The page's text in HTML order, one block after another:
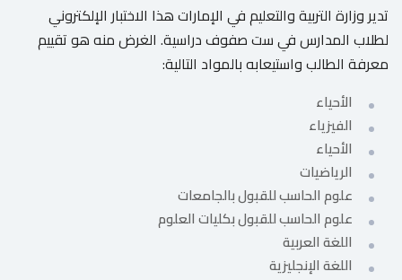
تدير وزارة التربية والتعليم في الإمارات هذا الاختبار الإلكتروني
لطلاب المدارس في ست صفوف دراسية. الغرض منه هو تقييم
معرفة الطالب واستيعابه بالمواد التالية:
الأحياء
الفيزياء
الأحياء
الرياضيات
علوم الحاسب للقبول بالجامعات
علوم الحاسب للقبول بكليات العلوم
اللغة العربية
اللغة الإنجليزية